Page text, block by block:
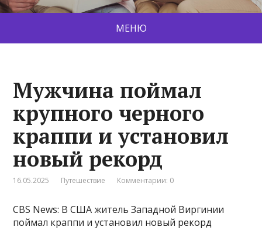
МЕНЮ
Мужчина поймал
крупного черного
краппи и установил
новый рекорд
16.05.2025 Путешествие Комментарии: 0
CBS News: В США житель Западной Виргинии
поймал краппи и установил новый рекорд